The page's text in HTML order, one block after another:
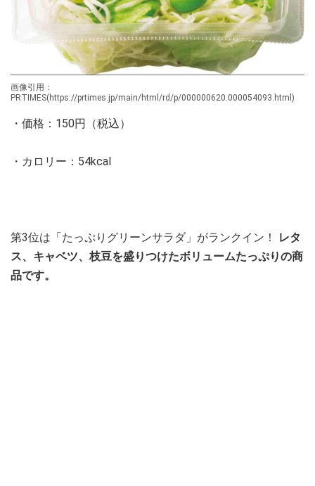
画像引用：
PRTIMES(https://prtimes.jp/main/html/rd/p/000000620.000054093.html)
・価格：150円（税込）
・カロリー：54kcal
第3位は「たっぷりグリーンサラダ」がランクイン！
レタ
ス、キャベツ、枝豆を盛りつけたボリュームたっぷりの商
品です。